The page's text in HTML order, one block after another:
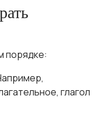
порядке:
глагол